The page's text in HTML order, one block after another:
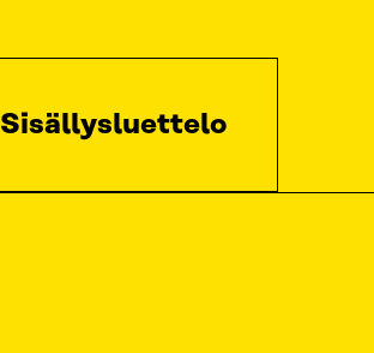
Sisällysluettelo